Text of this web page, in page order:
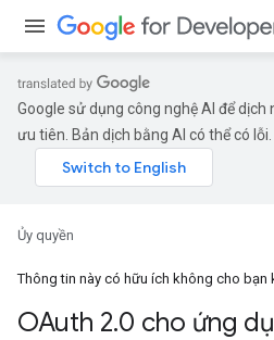
Google sử dụng công nghệ AI để
ưu tiên. Bản dịch bằng AI có thể có lỗi.
Ủy quyền
Thông tin này có hữu ích không cho bạn
OAuth 2.0 cho ứng